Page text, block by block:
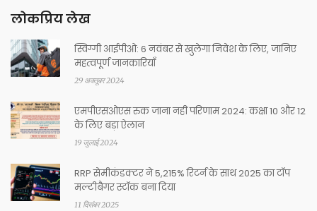
लोकप्रिय लेख
स्विग्गी आईपीओ: 6 नवंबर से खुलेगा निवेश के लिए, जानिए
महत्वपूर्ण जानकारियाँ
29 अक्तूबर 2024
एमपीएसओएस रुक जाना नहीं परिणाम 2024: कक्षा 10 और 12
के लिए बड़ा ऐलान
19 जुलाई 2024
RRP सेमीकंडक्टर ने 5,215% रिटर्न के साथ 2025 का टॉप
मल्टीबैगर स्टॉक बना दिया
11 दिसंबर 2025